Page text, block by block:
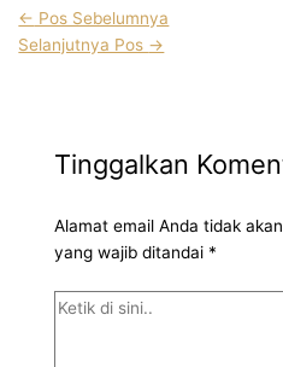
← Pos Sebelumnya
Selanjutnya Pos →
Tinggalkan
Alamat email Anda tidak
yang wajib ditandai *